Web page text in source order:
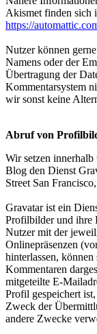
Akismet finden sich
https://
Nutzer können
Namens oder der
Übertragung der
Kommentarsystem
wir sonst keine
Abruf von
Wir setzen innerhalb
Blog den Dienst
Street San
Gravatar ist ein
Profilbilder und ihre
Nutzer mit der
Onlinepräsenzen
hinterlassen,
Kommentaren
mitgeteilte E-
Profil gespeichert
Zweck der
andere Zwecke